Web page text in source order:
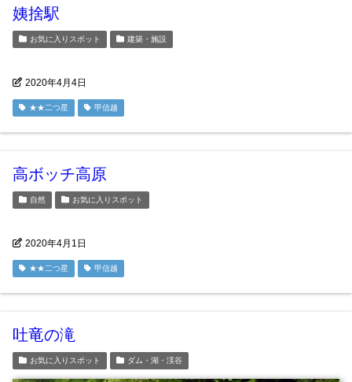
姨捨駅
お気に入りスポット 建築・施設
2020年4月4日
★★二つ星 甲信越
高ボッチ高原
自然 お気に入りスポット
2020年4月1日
★★二つ星 甲信越
吐竜の滝
お気に入りスポット ダム・湖・渓谷